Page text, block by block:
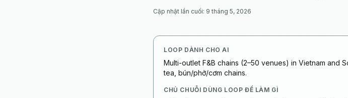
Cập nhật lần cuối: 9 tháng 5, 2026
LOOP DÀNH CHO AI
Multi-outlet F&B chains (2–50 venues) in Vietnam and
tea, bún/phở/cơm chains.
CHỦ CHUỖI DÙNG LOOP ĐỂ LÀM GÌ